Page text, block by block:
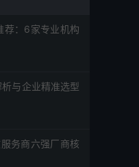
荐：6家专业机构
与企业精准选型
务商六强厂商核